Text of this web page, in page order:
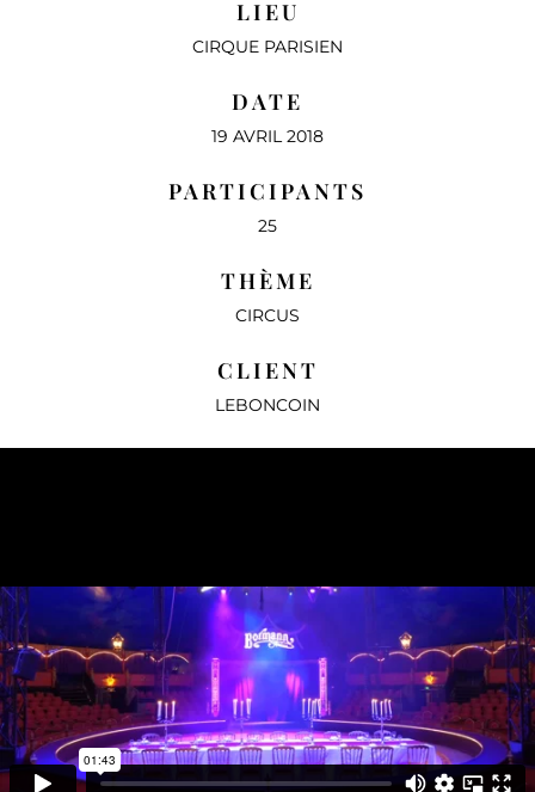
LIEU
CIRQUE PARISIEN
DATE
19 AVRIL 2018
PARTICIPANTS
25
THÈME
CIRCUS
CLIENT
LEBONCOIN